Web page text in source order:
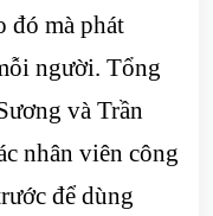
đó mà phát
người. Tổng
và Trần
nhân viên công
để dùng